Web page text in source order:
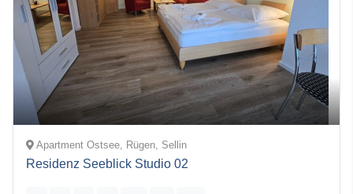
Apartment Ostsee, Rügen, Sellin
Residenz Seeblick Studio 02